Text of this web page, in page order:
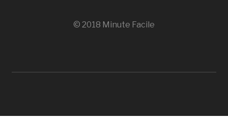
© 2018 Minute Facile